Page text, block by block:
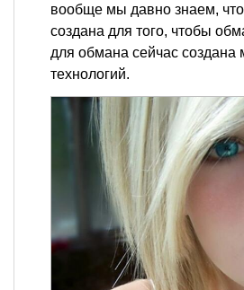
вообще мы давно знаем,
создана для того, чтобы
для обмана сейчас
технологий.